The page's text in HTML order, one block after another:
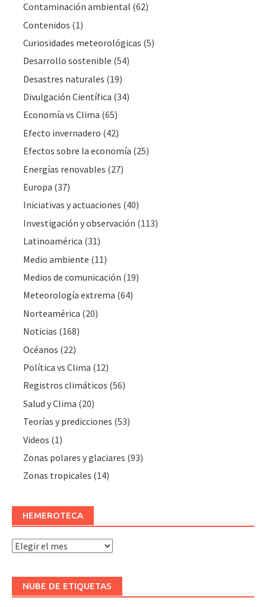
Contaminación ambiental (62)
Contenidos (1)
Curiosidades meteorológicas (5)
Desarrollo sostenible (54)
Desastres naturales (19)
Divulgación Cientí­fica (34)
Economía vs Clima (65)
Efecto invernadero (42)
Efectos sobre la economía (25)
Energías renovables (27)
Europa (37)
Iniciativas y actuaciones (40)
Investigación y observación (113)
Latinoamérica (31)
Medio ambiente (11)
Medios de comunicación (19)
Meteorologí­a extrema (64)
Norteamérica (20)
Noticias (168)
Océanos (22)
Polí­tica vs Clima (12)
Registros climáticos (56)
Salud y Clima (20)
Teorías y predicciones (53)
Videos (1)
Zonas polares y glaciares (93)
Zonas tropicales (14)
HEMEROTECA
Hemeroteca
NUBE DE ETIQUETAS